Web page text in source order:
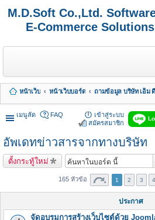
M.D.Soft Co.,Ltd.
E-Commerce
หน้าเว็บ หน้าเว็บบอร์ด
เมนูลัด
FAQ
เข้าสู่ระบบ
สมัครสมาชิก
อัพเดทข่าวสารจากทางบริษัท
ตั้งกระทู้ใหม่
165 หัวข้อ 1 2 3 4
ประกาศ
จัดอบรมการสร้างเว็บไซต์ด้วย